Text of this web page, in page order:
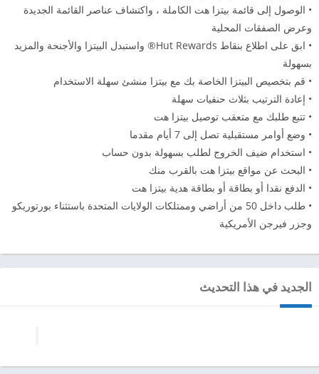
• الوصول إلى قائمة بيتزا هت الكاملة ، واكتشاف عناصر القائمة الجديدة
وعرض الصفقات المحلية
• ابق على اطلاع بنقاط Hut Rewards® واستبدل البيتزا والأجنحة والمزيد
بسهولة
• قم بتخصيص البيتزا الخاصة بك مع بيتزا منشئ سهلة الاستخدام
• إعادة الترتيب بثلاث حنفيات سهلة
• تتبع طلبك مع متعقب توصيل بيتزا هت
• وضع أوامر مستقبلية تصل إلى 7 أيام مقدما
• استخدام ضيف الخروج لطلب بسهولة بدون حساب
• البحث عن مواقع بيتزا هت بالقرب منك
• الدفع نقدا أو بطاقة أو بطاقة هدية بيتزا هت
• طلب داخل 50 من أراضي وممتلكات الولايات المتحدة باستثناء بورتوريكو
وجزر فيرجن الأمريكية
الجديد في هذا التحديث